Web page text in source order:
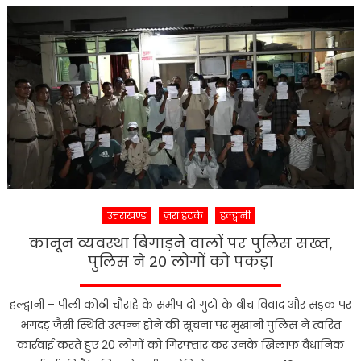
परिवहन
विभाग
की
बड़ी
कार्रवाई,
नियम
तोड़ने
पर
उत्तराखण्ड ज़रा हटके हल्द्वानी
कानून व्यवस्था बिगाड़ने वालों पर पुलिस सख्त,
पुलिस ने 20 लोगों को पकड़ा
हल्द्वानी – पीली कोठी चौराहे के समीप दो गुटों के बीच विवाद और सड़क पर
भगदड़ जैसी स्थिति उत्पन्न होने की सूचना पर मुखानी पुलिस ने त्वरित
कार्रवाई करते हुए 20 लोगों को गिरफ्तार कर उनके खिलाफ वैधानिक